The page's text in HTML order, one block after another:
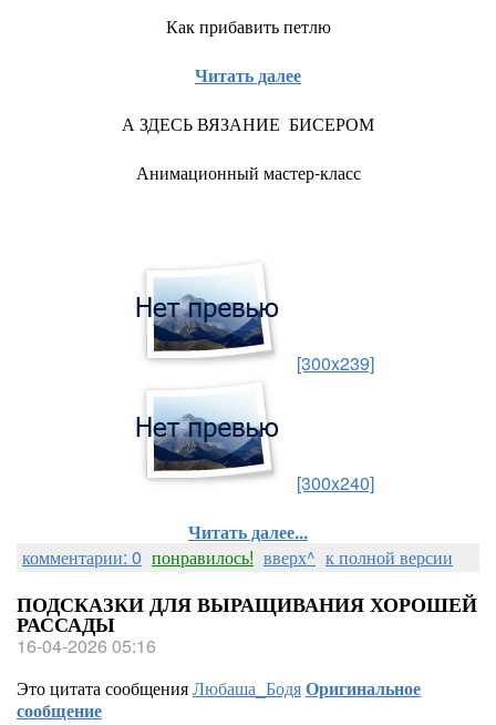
Как прибавить петлю
Читать далее
А ЗДЕСЬ ВЯЗАНИЕ БИСЕРОМ
Анимационный мастер-класс
[300x239]
[300x240]
Читать далее...
комментарии: 0 понравилось! вверх^ к полной версии
ПОДСКАЗКИ ДЛЯ ВЫРАЩИВАНИЯ ХОРОШЕЙ
РАССАДЫ
16-04-2026 05:16
Это цитата сообщенияЛюбаша_БодяОригинальное
сообщение